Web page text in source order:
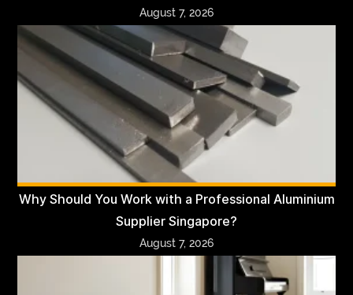
August 7, 2026
Why Should You Work with a Professional Aluminium
Supplier Singapore?
August 7, 2026